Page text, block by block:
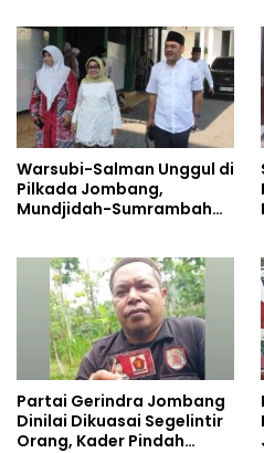
Warsubi-Salman Unggul di
Pilkada Jombang,
Mundjidah-Sumrambah
Partai Gerindra Jombang
Dinilai Dikuasai Segelintir
Orang, Kader Pindah